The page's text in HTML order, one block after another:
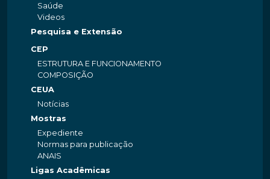
Saúde
Videos
Pesquisa e Extensão
CEP
ESTRUTURA E FUNCIONAMENTO
COMPOSIÇÃO
CEUA
Notícias
Mostras
Expediente
Normas para publicação
ANAIS
Ligas Acadêmicas